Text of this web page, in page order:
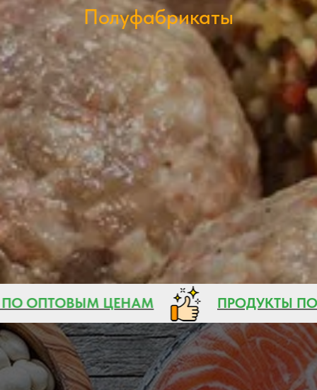
Полуфабрикаты
ПО ОПТОВЫМ ЦЕНАМ ПРОДУКТЫ